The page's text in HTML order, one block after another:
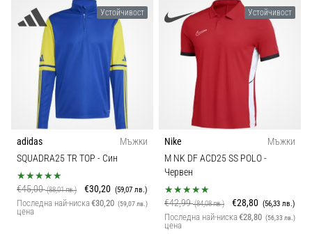
Устойчивост
adidas
Мъжки
SQUADRA25 TR TOP - Син
€45,00(88,01 лв.) €30,20 (59,07 лв.)
Последна най-ниска
цена
€30,20 (59,07 лв.)
Устойчивост
Nike
Мъжки
M NK DF ACD25 SS POLO-
Червен
€42,99(84,08 лв.) €28,80 (56,33 лв.)
Последна най-ниска
цена
€28,80 (56,33 лв.)